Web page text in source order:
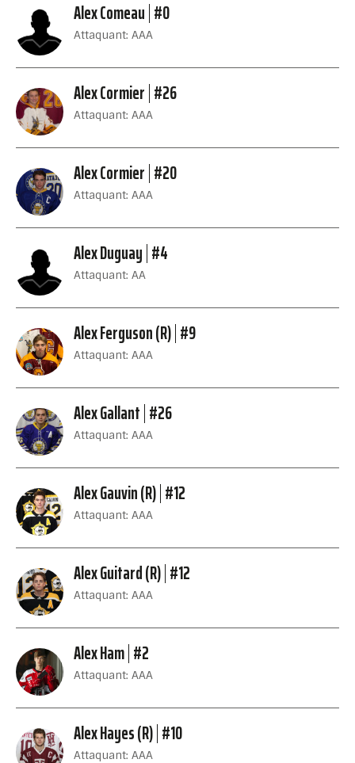
Alex Comeau #0
Attaquant: AAA
Alex Cormier #26
Attaquant: AAA
Alex Cormier #20
Attaquant: AAA
Alex Duguay #4
Attaquant: AA
Alex Ferguson (R) #9
Attaquant: AAA
Alex Gallant #26
Attaquant: AAA
Alex Gauvin (R) #12
Attaquant: AAA
Alex Guitard (R) #12
Attaquant: AAA
Alex Ham #2
Attaquant: AAA
Alex Hayes (R) #10
Attaquant: AAA